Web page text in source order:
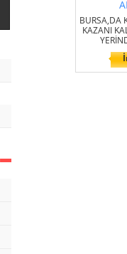
BURSA,DA
KAZANI